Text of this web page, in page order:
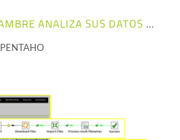
ACCIÓN CONTRA EL HAMBRE ANALIZA SUS DATOS CON PENTAHO BI
PENTAHO